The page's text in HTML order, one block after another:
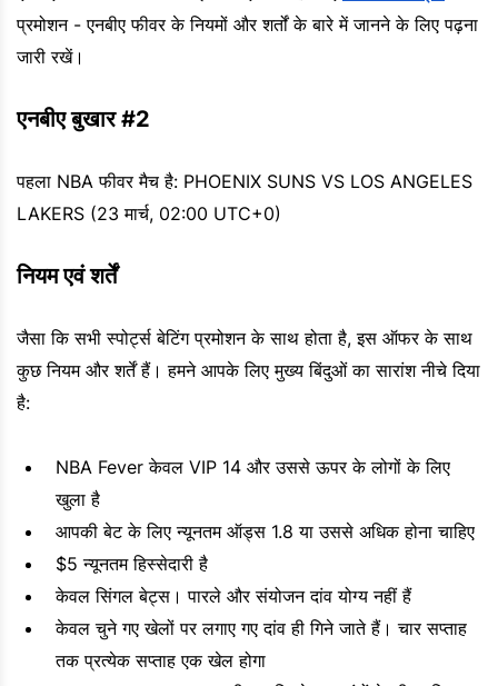
प्रमोशन - एनबीए फीवर के नियमों और शर्तों के बारे में जानने के लिए पढ़ना
जारी रखें।
एनबीए बुखार #2
पहला NBA फीवर मैच है: PHOENIX SUNS VS LOS ANGELES
LAKERS (23 मार्च, 02:00 UTC+0)
नियम एवं शर्तें
जैसा कि सभी स्पोर्ट्स बेटिंग प्रमोशन के साथ होता है, इस ऑफर के साथ
कुछ नियम और शर्तें हैं। हमने आपके लिए मुख्य बिंदुओं का सारांश नीचे दिया
है:
NBA Fever केवल VIP 14 और उससे ऊपर के लोगों के लिए
खुला है
आपकी बेट के लिए न्यूनतम ऑड्स 1.8 या उससे अधिक होना चाहिए
$5 न्यूनतम हिस्सेदारी है
केवल सिंगल बेट्स। पारले और संयोजन दांव योग्य नहीं हैं
केवल चुने गए खेलों पर लगाए गए दांव ही गिने जाते हैं। चार सप्ताह
तक प्रत्येक सप्ताह एक खेल होगा